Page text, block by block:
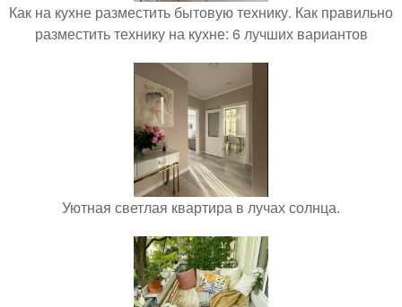
Как на кухне разместить бытовую технику. Как правильно
разместить технику на кухне: 6 лучших вариантов
Уютная светлая квартира в лучах солнца.